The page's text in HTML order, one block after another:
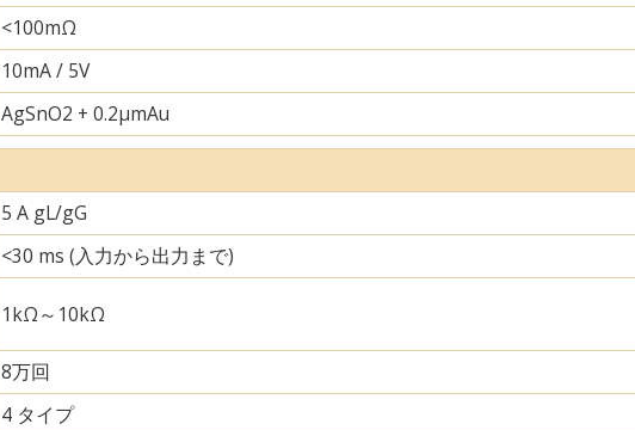
<100mΩ
10mA / 5V
AgSnO2 + 0.2µmAu
5 A gL/gG
<30 ms (入力から出力まで)
1kΩ～10kΩ
8万回
4 タイプ